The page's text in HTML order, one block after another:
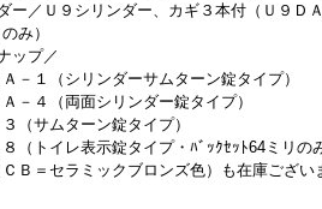
ー／Ｕ９シリンダー、カギ３本付（Ｕ９Ｄ
み）
ップ／
－１（シリンダーサムターン錠タイプ）
－４（両面シリンダー錠タイプ）
（サムターン錠タイプ）
（トイレ表示錠タイプ・ﾊﾞｯｸｾｯﾄ64ミリのみ
Ｂ＝セラミックブロンズ色）も在庫ござい